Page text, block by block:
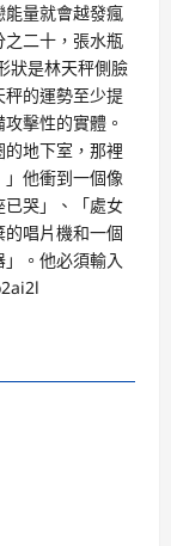
量就會越發瘋
二十，張水瓶
狀是林天秤側臉
秤的運勢至少提
擊性的實體。
地下室，那裡
他衝到一個像
哭」、「處女
的唱片機和一個
。他必須輸入